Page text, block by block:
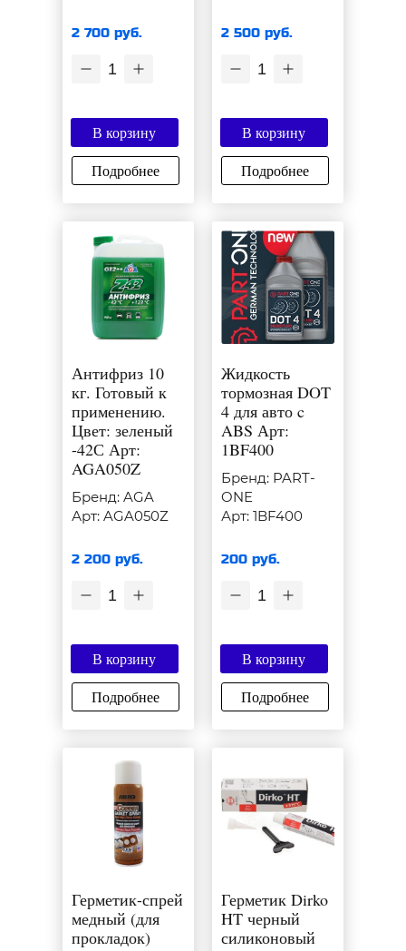
2 700 руб.
1
В корзину
Подробнее
2 500 руб.
1
В корзину
Подробнее
Антифриз 10
кг. Готовый к
применению.
Цвет: зеленый
-42С Арт:
AGA050Z
Бренд: AGA
Арт: AGA050Z
2 200 руб.
1
В корзину
Подробнее
Жидкость
тормозная DOT
4 для авто c
ABS Арт:
1BF400
Бренд: PART-
ONE
Арт: 1BF400
200 руб.
1
В корзину
Подробнее
Герметик-спрей
медный (для
прокладок)
Герметик Dirko
HT черный
силиконовый